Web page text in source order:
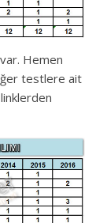
Hemen
testlere ait
linklerden